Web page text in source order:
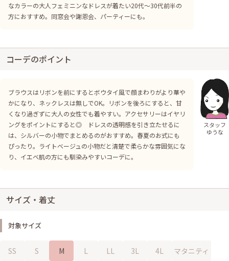
なカラーの大人フェミニンなドレスが着たい20代〜30代前半の
方におすすめ。同窓会や謝恩会、パーティーにも。
コーデのポイント
ブラウスはリボンを前にするとボウタイ風で顔まわりがより華や
かになり、ネックレスは無しでOK。リボンを後ろにすると、甘
くなり過ぎずに大人の女性でも着やすい。アクセサリーはイヤリ
ングをポイントにすると◎ ドレスの透明感を引き立たせるに
は、シルバーの小物でまとめるのがおすすめ。春夏のお式にも
ぴったり。ライトベージュの小物だと清楚で柔らかな雰囲気にな
り、イエベ肌の方にも馴染みやすいコーデに。
スタッフ
ゆうな
サイズ・着丈
対象サイズ
SS S M L LL 3L 4L マタニティ